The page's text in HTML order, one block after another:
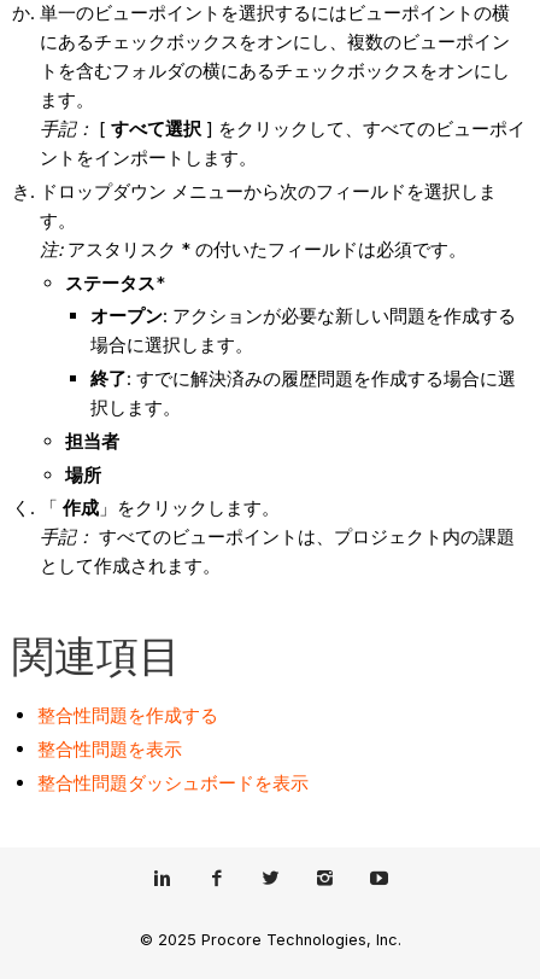
単一のビューポイントを選択するにはビューポイントの横
にあるチェックボックスをオンにし、複数のビューポイン
トを含むフォルダの横にあるチェックボックスをオンにし
ます。
手記： [ すべて選択] をクリックして、すべてのビューポイ
ントをインポートします。
ドロップダウン メニューから次のフィールドを選択しま
す。
注:アスタリスク * の付いたフィールドは必須です。
ステータス*
オープン: アクションが必要な新しい問題を作成する
場合に選択します。
終了: すでに解決済みの履歴問題を作成する場合に選
択します。
担当者
場所
「 作成」をクリックします。
手記： すべてのビューポイントは、プロジェクト内の課題
として作成されます。
関連項目
整合性問題を作成する
整合性問題を表示
整合性問題ダッシュボードを表示
© 2025 Procore Technologies, Inc.